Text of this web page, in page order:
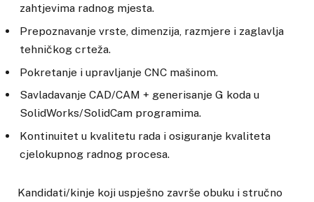
zahtjevima radnog mjesta.
Prepoznavanje vrste, dimenzija, razmjere i zaglavlja
tehničkog crteža.
Pokretanje i upravljanje CNC mašinom.
Savladavanje CAD/CAM + generisanje G koda u
SolidWorks/SolidCam programima.
Kontinuitet u kvalitetu rada i osiguranje kvaliteta
cjelokupnog radnog procesa.
Kandidati/kinje koji uspješno završe obuku i stručno